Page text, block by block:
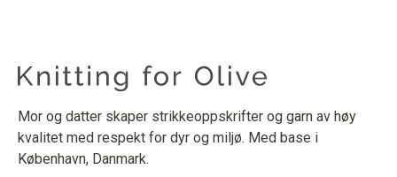
Mor og datter skaper strikkeoppskrifter og garn av høy
kvalitet med respekt for dyr og miljø. Med base i
København, Danmark.